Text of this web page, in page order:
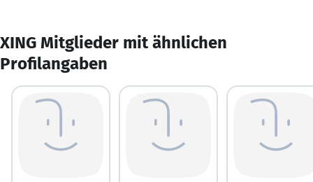
XING Mitglieder mit ähnlichen
Profilangaben